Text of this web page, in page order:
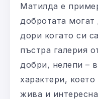
Матилда е
добротата могат
дори когато си
пъстра галерия
добри, нелепи –
характери,
жива и